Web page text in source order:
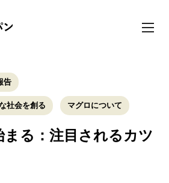
toggle
告
社会を創る マグロについて
まる：注目されるカツ